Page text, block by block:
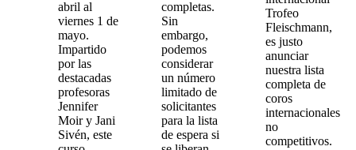
abril al
viernes 1 de
mayo.
Impartido
por las
destacadas
profesoras
Jennifer
Moir y Jani
Sivén, este
completas.
Sin
embargo,
podemos
considerar
un número
limitado de
solicitantes
para la lista
de espera si
Trofeo
Fleischmann,
es justo
anunciar
nuestra lista
completa de
coros
internacionales
no
competitivos.